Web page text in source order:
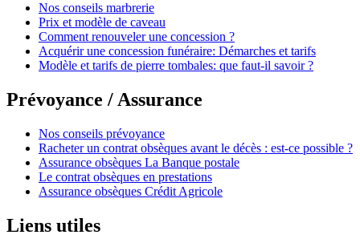
Nos conseils marbrerie
Prix et modèle de caveau
Comment renouveler une concession ?
Acquérir une concession funéraire: Démarches et tarifs
Modèle et tarifs de pierre tombales: que faut-il savoir ?
Prévoyance / Assurance
Nos conseils prévoyance
Racheter un contrat obsèques avant le décès : est-ce possible ?
Assurance obsèques La Banque postale
Le contrat obsèques en prestations
Assurance obsèques Crédit Agricole
Liens utiles